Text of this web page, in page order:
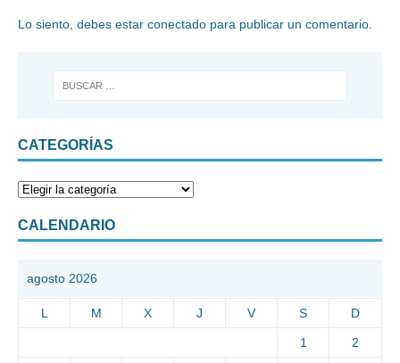
Lo siento, debes estar conectado para publicar un comentario.
CATEGORÍAS
CALENDARIO
agosto 2026
L M X J V S D
1 2